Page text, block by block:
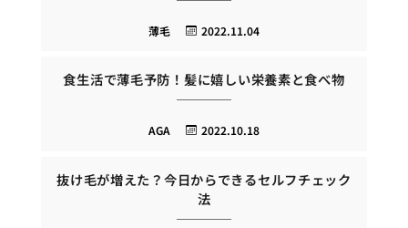
2022.11.04
薄毛
食生活で薄毛予防！髪に嬉しい栄養素と食べ物
2022.10.18
AGA
抜け毛が増えた？今日からできるセルフチェック
法